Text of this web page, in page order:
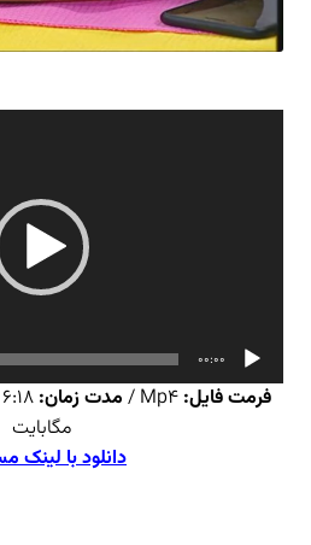
00:00
فرمت فایل: مدت زمان:
مگابایت
دانلود با لینک